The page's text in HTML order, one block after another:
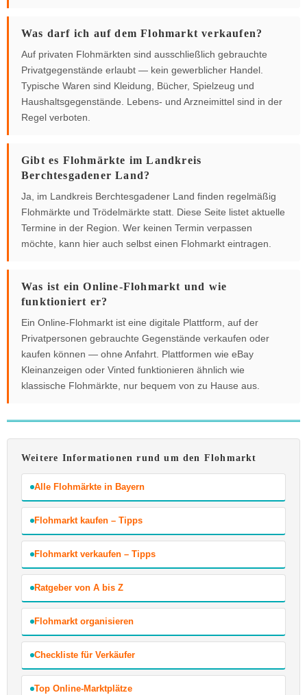
Was darf ich auf dem Flohmarkt verkaufen?
Auf privaten Flohmärkten sind ausschließlich gebrauchte
Privatgegenstände erlaubt — kein gewerblicher Handel.
Typische Waren sind Kleidung, Bücher, Spielzeug und
Haushaltsgegenstände. Lebens- und Arzneimittel sind in der
Regel verboten.
Gibt es Flohmärkte im Landkreis
Berchtesgadener Land?
Ja, im Landkreis Berchtesgadener Land finden regelmäßig
Flohmärkte und Trödelmärkte statt. Diese Seite listet aktuelle
Termine in der Region. Wer keinen Termin verpassen
möchte, kann hier auch selbst einen Flohmarkt eintragen.
Was ist ein Online-Flohmarkt und wie
funktioniert er?
Ein Online-Flohmarkt ist eine digitale Plattform, auf der
Privatpersonen gebrauchte Gegenstände verkaufen oder
kaufen können — ohne Anfahrt. Plattformen wie eBay
Kleinanzeigen oder Vinted funktionieren ähnlich wie
klassische Flohmärkte, nur bequem von zu Hause aus.
Weitere Informationen rund um den Flohmarkt
Alle Flohmärkte in Bayern
Flohmarkt kaufen – Tipps
Flohmarkt verkaufen – Tipps
Ratgeber von A bis Z
Flohmarkt organisieren
Checkliste für Verkäufer
Top Online-Marktplätze